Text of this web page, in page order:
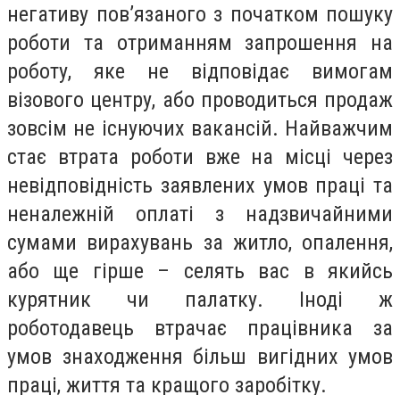
негативу пов’язаного з початком пошуку
роботи та отриманням запрошення на
роботу, яке не відповідає вимогам
візового центру, або проводиться продаж
зовсім не існуючих вакансій. Найважчим
стає втрата роботи вже на місці через
невідповідність заявлених умов праці та
неналежній оплаті з надзвичайними
сумами вирахувань за житло, опалення,
або ще гірше – селять вас в якийсь
курятник чи палатку. Іноді ж
роботодавець втрачає працівника за
умов знаходження більш вигідних умов
праці, життя та кращого заробітку.